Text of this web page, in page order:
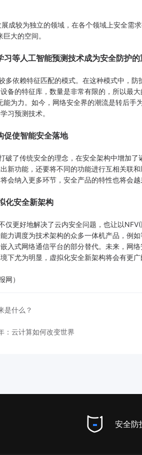
较为独立的领域，在各个领域上安全需
大的空间。
等人工智能预测技术成为安全防护的
依赖特征匹配的模式。在这种模式中，防
备的特征库，数量是非常有限的，所以最
为力。如今，网络安全界的潮流是转后手
习预测技术。
使智能安全落地
了传统安全的理念，在安全架构中增加了
新功能，还要将不同的功能进行互相关联
会纳入更多环节，安全产品的特性也将会越
化安全新架构
更好地解决了云内安全问题，也让以NFV(
力调度为技术架构的众多一体机产品，例
入式网络通信平台的部分替代。未来，网
下尤为明显，虚拟化安全新架构将会有更广
）
是什么？
：云计算如何改变世界
安全防